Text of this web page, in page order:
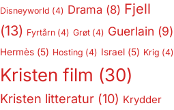
Disneyworld (4) Drama (8) Fjell
(13) Fyrtårn(4) Grøt(4) Guerlain (9)
Hermès(5) Hosting (4) Israel(5) Krig (4)
Kristen film (30)
Kristen litteratur(10) Krydder